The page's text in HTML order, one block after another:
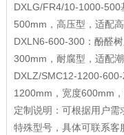
DXLG/FR4/10-1000-
500mm，高压型，适配
DXLN6-600-300：酚醛
300mm，耐腐型，适配
DXLZ/SMC12-1200-
1200mm，宽度600mm
定制说明：可根据用户
特殊型号，具体可联系客